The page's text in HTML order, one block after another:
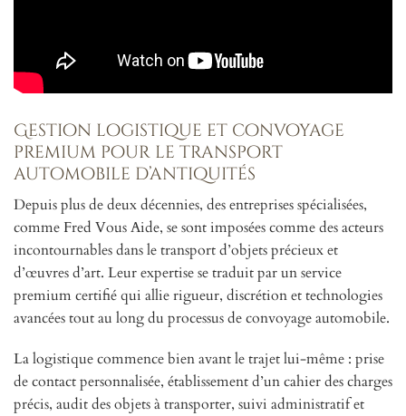
Gestion logistique et convoyage
premium pour le transport
automobile d’antiquités
Depuis plus de deux décennies, des entreprises spécialisées,
comme Fred Vous Aide, se sont imposées comme des acteurs
incontournables dans le transport d’objets précieux et
d’œuvres d’art. Leur expertise se traduit par un service
premium certifié qui allie rigueur, discrétion et technologies
avancées tout au long du processus de convoyage automobile.
La logistique commence bien avant le trajet lui-même : prise
de contact personnalisée, établissement d’un cahier des charges
précis, audit des objets à transporter, suivi administratif et